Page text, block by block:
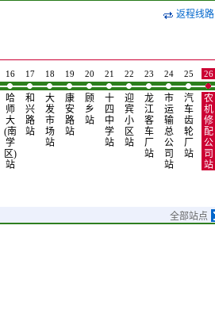
返程线路
16
哈
师
大
(南
学
区)
站
17
和
兴
路
站
18
大
发
市
场
站
19
康
安
路
站
20
顾
乡
站
21
十
四
中
学
站
22
迎
宾
小
区
站
23
龙
江
客
车
厂
站
24
市
运
输
总
公
司
站
25
汽
车
齿
轮
厂
站
26
农
机
修
配
公
司
站
全部站点